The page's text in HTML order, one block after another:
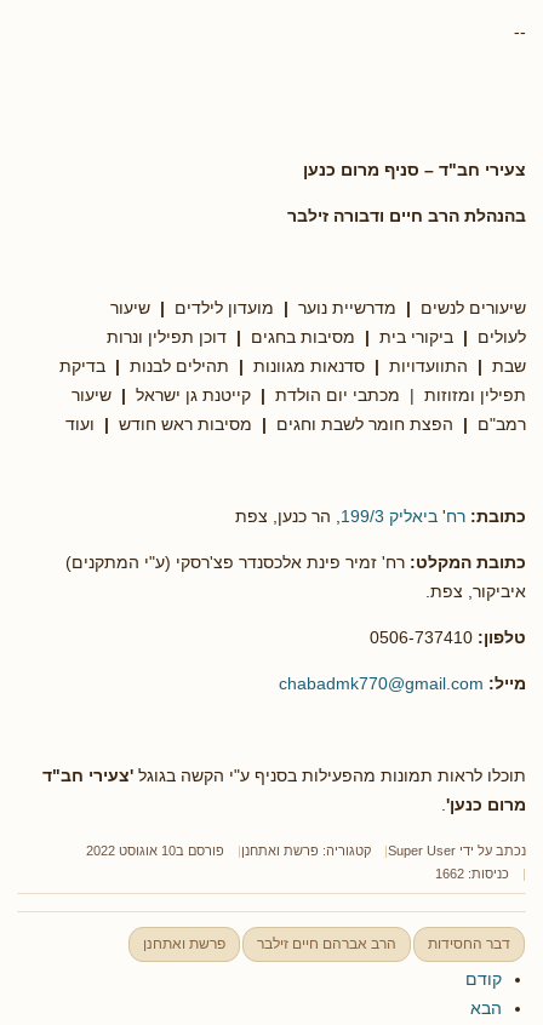
--
צעירי חב"ד – סניף מרום כנען
בהנהלת הרב חיים ודבורה זילבר
שיעורים לנשים | מדרשיית נוער | מועדון לילדים | שיעור
לעולים | ביקורי בית | מסיבות בחגים | דוכן תפילין ונרות
שבת | התוועדויות | סדנאות מגוונות | תהילים לבנות | בדיקת
תפילין ומזוזות | מכתבי יום הולדת | קייטנת גן ישראל | שיעור
רמב"ם | הפצת חומר לשבת וחגים | מסיבות ראש חודש | ועוד
כתובת: רח' ביאליק 199/3 , הר כנען, צפת
כתובת המקלט: רח' זמיר פינת אלכסנדר פצ'רסקי (ע"י המתקנים)
איביקור, צפת.
טלפון:
מייל: chabadmk770@gmail.com
תוכלו לראות תמונות מהפעילות בסניף ע"י הקשה בגוגל 'צעירי חב"ד
מרום כנען'
נכתב על ידי Super User קטגוריה: פרשת ואתחנן
פורסם ב10 אוגוסט 2022
כניסות: 1662
דבר החסידות הרב אברהם חיים זילבר פרשת ואתחנן
קודם
הבא